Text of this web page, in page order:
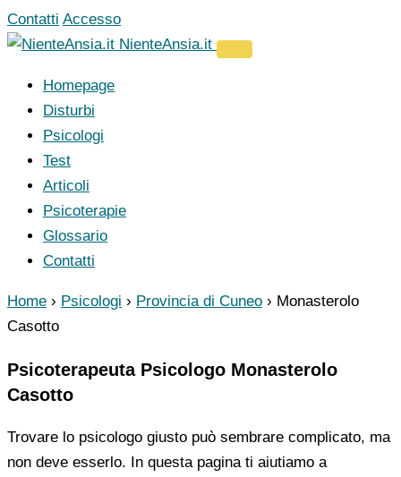
Vai
al
Contatti Accesso
NienteAnsia.it
Homepage
Disturbi
Psicologi
Test
Articoli
Psicoterapie
Glossario
Contatti
Home › Psicologi › Provincia di Cuneo › Monasterolo
Casotto
Psicoterapeuta Psicologo Monasterolo
Casotto
Trovare lo psicologo giusto può sembrare complicato, ma
non deve esserlo. In questa pagina ti aiutiamo a